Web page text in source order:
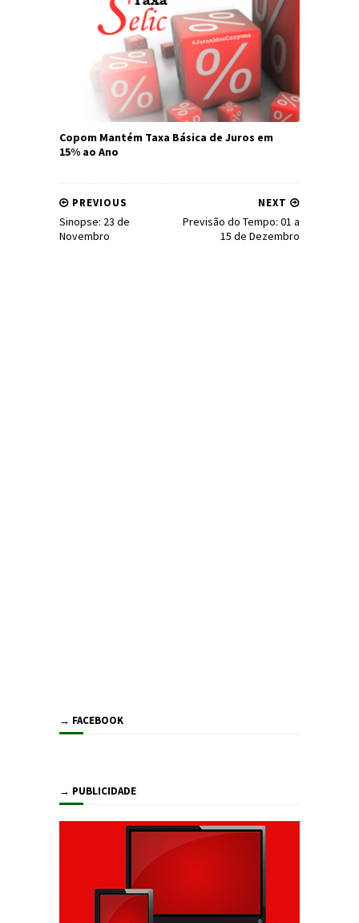
Copom Mantém Taxa Básica de Juros em
15% ao Ano
NEXT
Previsão do Tempo: 01 a
15 de Dezembro
PREVIOUS
Sinopse: 23 de
Novembro
→ FACEBOOK
→ PUBLICIDADE